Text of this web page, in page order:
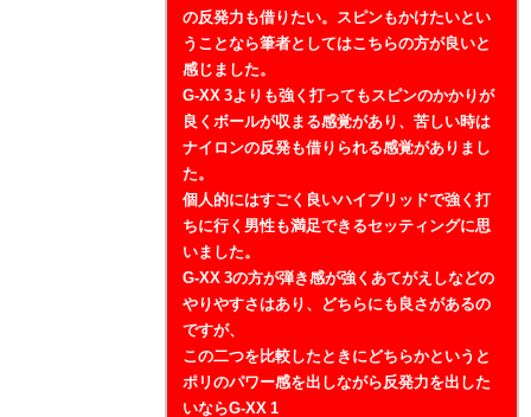
の反発力も借りたい。スピンもかけたいとい
うことなら筆者としてはこちらの方が良いと
感じました。
G-XX 3よりも強く打ってもスピンのかかりが
良くボールが収まる感覚があり、苦しい時は
ナイロンの反発も借りられる感覚がありまし
た。
個人的にはすごく良いハイブリッドで強く打
ちに行く男性も満足できるセッティングに思
いました。
G-XX 3の方が弾き感が強くあてがえしなどの
やりやすさはあり、どちらにも良さがあるの
ですが、
この二つを比較したときにどちらかというと
ポリのパワー感を出しながら反発力を出した
いならG-XX 1